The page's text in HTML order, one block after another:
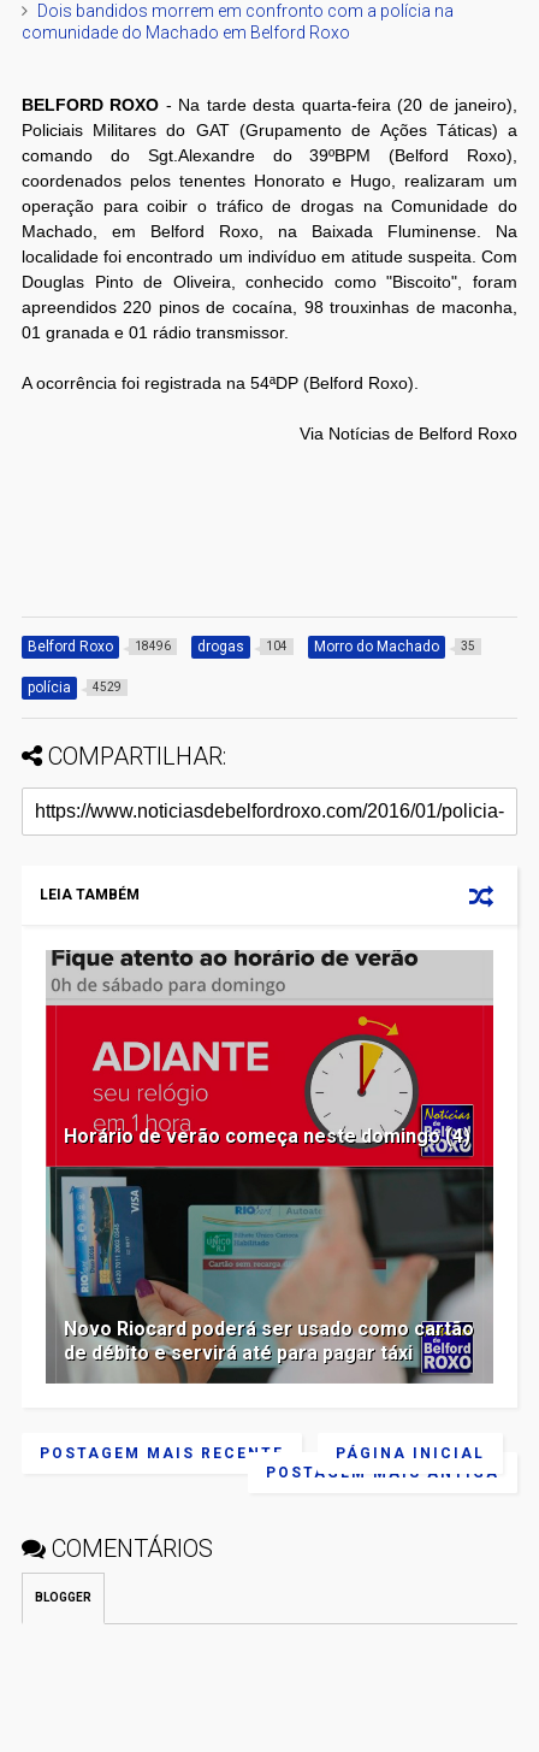
Dois bandidos morrem em confronto com a polícia na
comunidade do Machado em Belford Roxo
BELFORD ROXO - Na tarde desta quarta-feira (20 de janeiro),
Policiais Militares do GAT (Grupamento de Ações Táticas) a
comando do Sgt.Alexandre do 39ºBPM (Belford Roxo),
coordenados pelos tenentes Honorato e Hugo, realizaram um
operação para coibir o tráfico de drogas na Comunidade do
Machado, em Belford Roxo, na Baixada Fluminense. Na
localidade foi encontrado um indivíduo em atitude suspeita. Com
Douglas Pinto de Oliveira, conhecido como "Biscoito", foram
apreendidos 220 pinos de cocaína, 98 trouxinhas de maconha,
01 granada e 01 rádio transmissor.
A ocorrência foi registrada na 54ªDP (Belford Roxo).
Via Notícias de Belford Roxo
Belford Roxo 18496 drogas 104 Morro do Machado 35
polícia 4529
COMPARTILHAR:
LEIA TAMBÉM
Horário de verão começa neste domingo (4)
Novo Riocard poderá ser usado como cartão
de débito e servirá até para pagar táxi
POSTAGEM MAIS RECENTE
POSTAGEM MAIS ANTIGA
PÁGINA INICIAL
COMENTÁRIOS
BLOGGER